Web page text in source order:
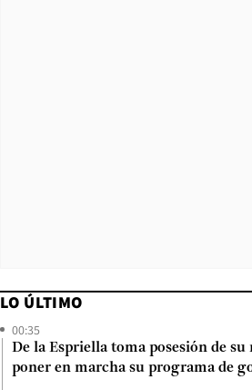
LO ÚLTIMO
00:35
De la Espriella toma posesión de
poner en marcha su programa de